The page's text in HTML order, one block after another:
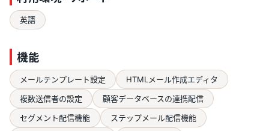
英語
機能
メールテンプレート設定
HTMLメール作成エディタ
複数送信者の設定
顧客データベースの連携配信
セグメント配信機能
ステップメール配信機能